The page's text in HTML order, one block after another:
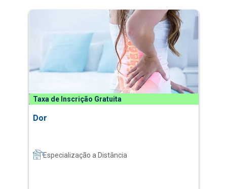
Taxa de Inscrição Gratuita
Dor
Especialização a Distância